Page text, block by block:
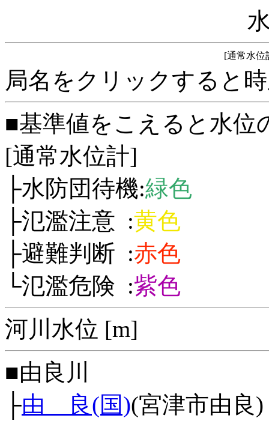
[通常水位
局名をクリックすると
■基準値をこえると水位
[通常水位計]
├水防団待機:緑色
├氾濫注意 :黄色
├避難判断 :赤色
└氾濫危険 :紫色
河川水位 [m]
■由良川
├由 良(国)(宮津市由良)